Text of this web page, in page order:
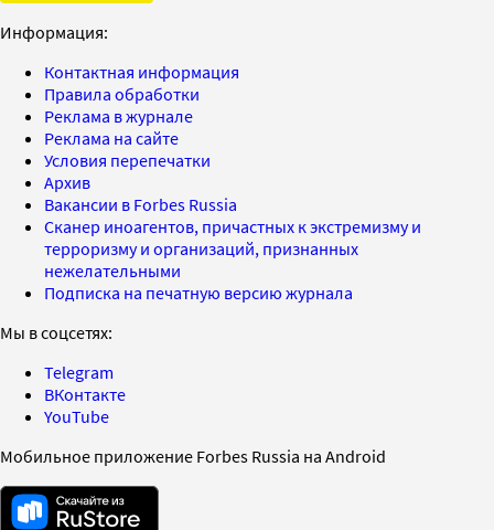
Информация:
Контактная информация
Правила обработки
Реклама в журнале
Реклама на сайте
Условия перепечатки
Архив
Вакансии в Forbes Russia
Сканер иноагентов, причастных к экстремизму и
терроризму и организаций, признанных
нежелательными
Подписка на печатную версию журнала
Мы в соцсетях:
Telegram
ВКонтакте
YouTube
Мобильное приложение Forbes Russia на Android